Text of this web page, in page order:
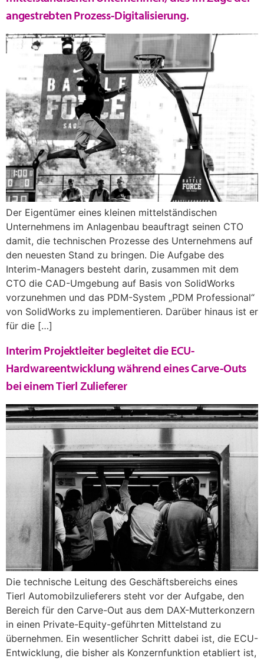
angestrebten Prozess-Digitalisierung.
Der Eigentümer eines kleinen mittelständischen
Unternehmens im Anlagenbau beauftragt seinen CTO
damit, die technischen Prozesse des Unternehmens auf
den neuesten Stand zu bringen. Die Aufgabe des
Interim-Managers besteht darin, zusammen mit dem
CTO die CAD-Umgebung auf Basis von SolidWorks
vorzunehmen und das PDM-System „PDM Professional“
von SolidWorks zu implementieren. Darüber hinaus ist er
für die […]
Interim Projektleiter begleitet die ECU-
Hardwareentwicklung während eines Carve-Outs
bei einem Tierl Zulieferer
Die technische Leitung des Geschäftsbereichs eines
Tierl Automobilzulieferers steht vor der Aufgabe, den
Bereich für den Carve-Out aus dem DAX-Mutterkonzern
in einen Private-Equity-geführten Mittelstand zu
übernehmen. Ein wesentlicher Schritt dabei ist, die ECU-
Entwicklung, die bisher als Konzernfunktion etabliert ist,